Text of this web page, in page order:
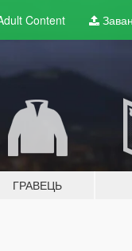
Content
ГРАВЕЦЬ